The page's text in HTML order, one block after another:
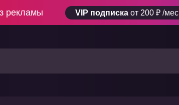
рекламы VIP подписка от 200 ₽ /мес